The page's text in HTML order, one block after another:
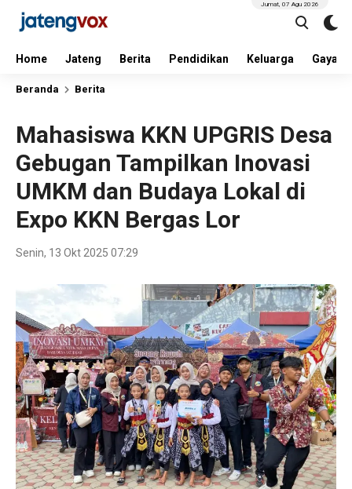
Home Jateng Berita Pendidikan Keluarga Gaya
Jumat, 07 Agu 2026
Beranda Berita
Mahasiswa KKN UPGRIS Desa
Gebugan Tampilkan Inovasi
UMKM dan Budaya Lokal di
Expo KKN Bergas Lor
Senin, 13 Okt 2025 07:29